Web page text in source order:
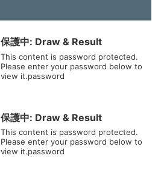
保護中: Draw & Result
This content is password protected.
Please enter your password below to
view it.password
保護中: Draw & Result
This content is password protected.
Please enter your password below to
view it.password